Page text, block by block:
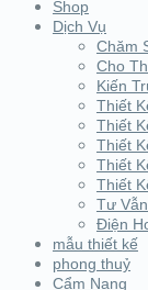
Shop
Dịch Vụ
Chăm
Cho
Kiến
Thiết
Thiết
Thiết
Thiết
Thiết
Tư
Điện
mẫu thiết kế
phong thuỷ
Cẩm Nang